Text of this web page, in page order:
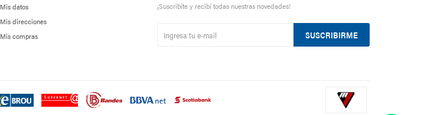
Mis datos
Mis direcciones
Mis compras
¡Suscribite y recibí todas nuestras novedades!
SUSCRIBIRME